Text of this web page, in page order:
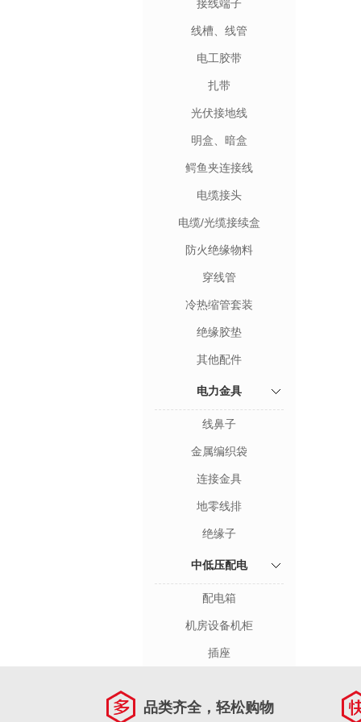
接线端子
线槽、线管
电工胶带
扎带
光伏接地线
明盒、暗盒
鳄鱼夹连接线
电缆接头
电缆/光缆接续盒
防火绝缘物料
穿线管
冷热缩管套装
绝缘胶垫
其他配件
电力金具
线鼻子
金属编织袋
连接金具
地零线排
绝缘子
中低压配电
配电箱
机房设备机柜
插座
品类齐全，轻松购物